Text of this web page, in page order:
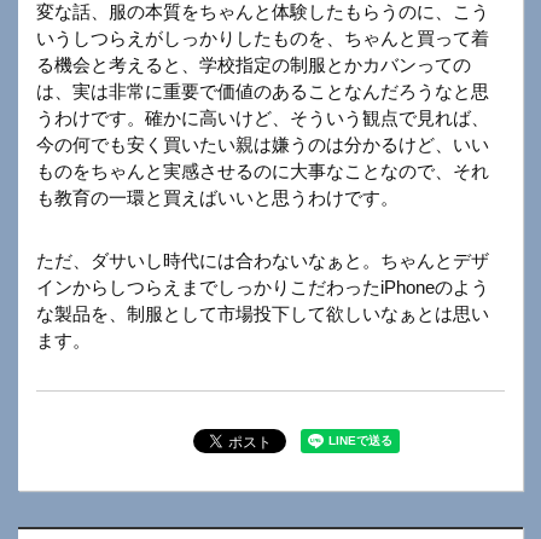
変な話、服の本質をちゃんと体験したもらうのに、こう
いうしつらえがしっかりしたものを、ちゃんと買って着
る機会と考えると、学校指定の制服とかカバンっての
は、実は非常に重要で価値のあることなんだろうなと思
うわけです。確かに高いけど、そういう観点で見れば、
今の何でも安く買いたい親は嫌うのは分かるけど、いい
ものをちゃんと実感させるのに大事なことなので、それ
も教育の一環と買えばいいと思うわけです。
ただ、ダサいし時代には合わないなぁと。ちゃんとデザ
インからしつらえまでしっかりこだわったiPhoneのよう
な製品を、制服として市場投下して欲しいなぁとは思い
ます。